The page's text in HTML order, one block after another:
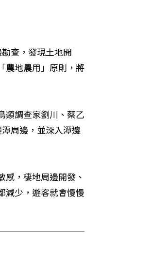
查，發現土地開
農地農用」原則，將
類調查家劉川、蔡乙
周邊，並深入潭邊
，棲地周邊開發、
減少，遊客就會慢慢